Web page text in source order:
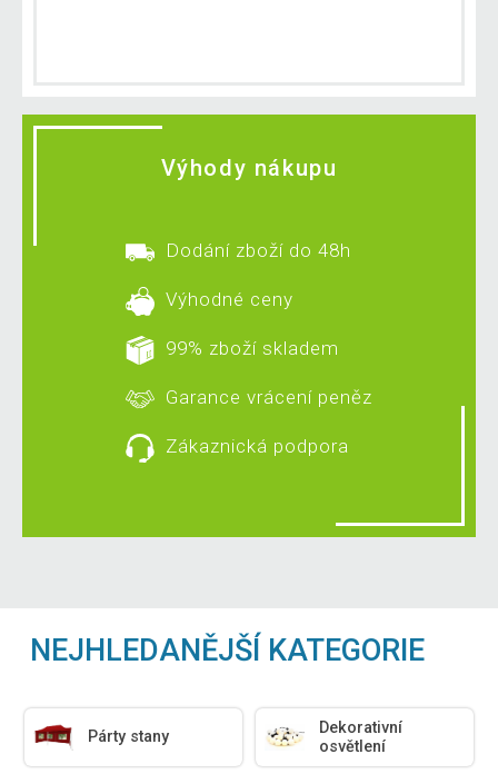
Výhody nákupu
Dodání zboží do 48h
Výhodné ceny
99% zboží skladem
Garance vrácení peněz
Zákaznická podpora
NEJHLEDANĚJŠÍ KATEGORIE
Párty stany
Dekorativní
osvětlení